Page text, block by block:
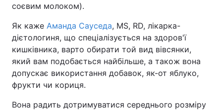
соєвим молоком).
Як каже Аманда Сауседа, MS, RD, лікарка-
дієтологиня, що спеціалізується на здоров'ї
кишківника, варто обирати той вид вівсянки,
який вам подобається найбільше, а також вона
допускає використання добавок, як-от яблуко,
фрукти чи кориця.
Вона радить дотримуватися середнього розміру